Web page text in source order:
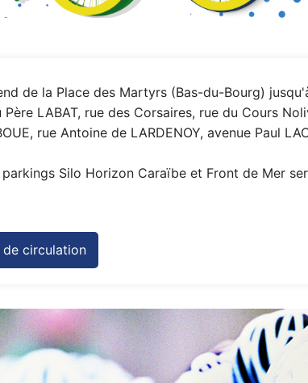
de la Place des Martyrs (Bas-du-Bourg)
LABAT, rue des Corsaires, rue du Cours
rue Antoine de LARDENOY, avenue Paul
Silo Horizon Caraïbe et Front de Mer
circulation